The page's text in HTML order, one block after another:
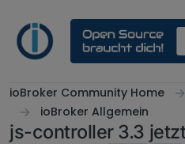
ioBroker Community Home
ioBroker Allgemein
js-controller 3.3 jetzt